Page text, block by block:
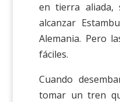
en tierra aliada,
alcanzar
Alemania. Pero
fáciles.
Cuando
tomar un tren